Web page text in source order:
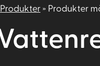
Produkter » Produkter